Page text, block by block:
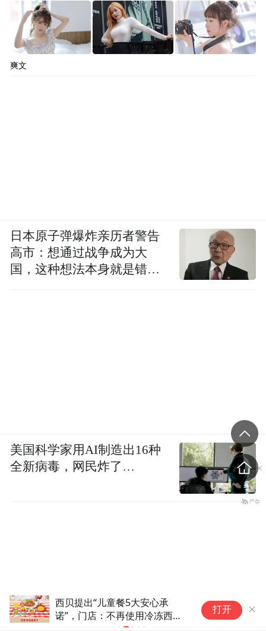
西贝提出“儿童餐5大安心承
诺”，门店：不再使用冷冻西蓝
花，蔬菜每天早上运来现切现做
打开
爽文
日本原子弹爆炸亲历者警告
高市：想通过战争成为大
国，这种想法本身就是错误
美国科学家用AI制造出16种
全新病毒，网民炸了…